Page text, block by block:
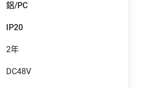
鋁/PC
IP20
2年
DC48V